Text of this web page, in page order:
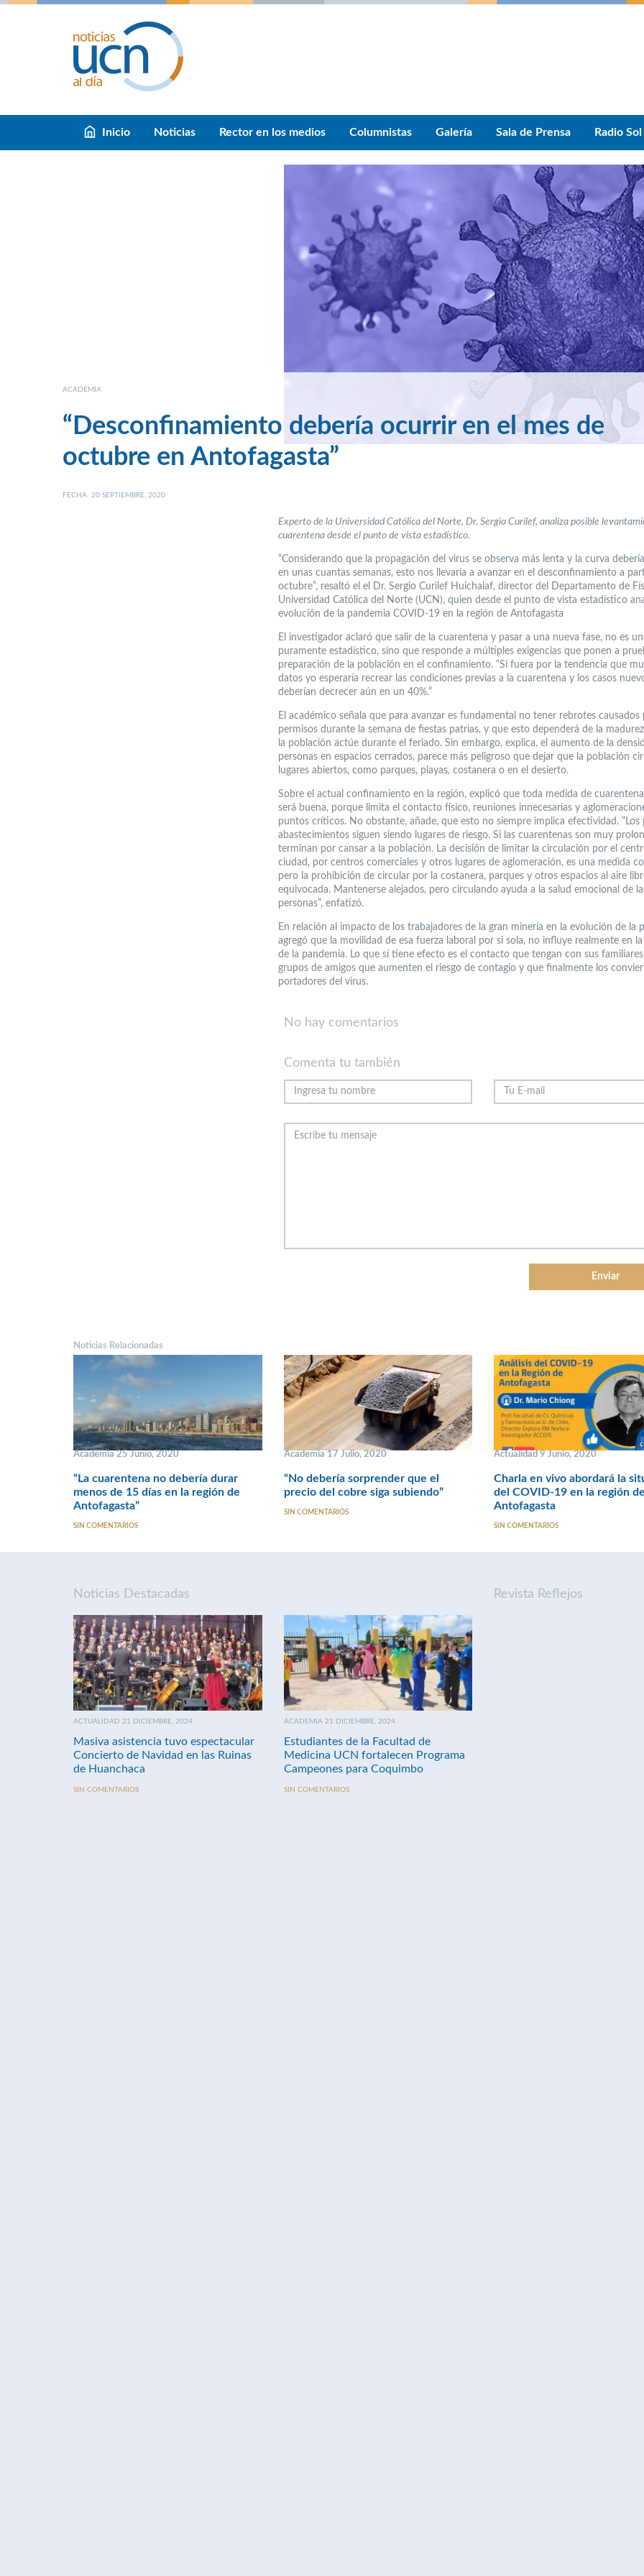
Inicio Noticias Rector en los medios Columnistas Galería Sala de Prensa Radio Sol
ACADEMIA
“Desconfinamiento debería ocurrir en el mes de
octubre en Antofagasta”
FECHA: 20 SEPTIEMBRE, 2020
Experto de la Universidad Católica del Norte, Dr. Sergio Curilef, analiza posible
cuarentena desde el punto de vista estadístico.
“Considerando que la propagación del virus se observa más lenta y la curva
en unas cuantas semanas, esto nos llevaría a avanzar en el desconfinamiento a
octubre”, resaltó el el Dr. Sergio Curilef Huichalaf, director del Departamento de
Universidad Católica del Norte (UCN), quien desde el punto de vista estadístico
evolución de la pandemia COVID-19 en la región de Antofagasta
El investigador aclaró que salir de la cuarentena y pasar a una nueva fase, no es
puramente estadístico, sino que responde a múltiples exigencias que ponen a
preparación de la población en el confinamiento. “Si fuera por la tendencia que
datos yo esperaría recrear las condiciones previas a la cuarentena y los casos
deberían decrecer aún en un 40%.”
El académico señala que para avanzar es fundamental no tener rebrotes causados
permisos durante la semana de fiestas patrias, y que esto dependerá de la
la población actúe durante el feriado. Sin embargo, explica, el aumento de la
personas en espacios cerrados, parece más peligroso que dejar que la población
lugares abiertos, como parques, playas, costanera o en el desierto.
Sobre el actual confinamiento en la región, explicó que toda medida de
será buena, porque limita el contacto físico, reuniones innecesarias y
puntos críticos. No obstante, añade, que esto no siempre implica efectividad. “Los
abastecimientos siguen siendo lugares de riesgo. Si las cuarentenas son muy
terminan por cansar a la población. La decisión de limitar la circulación por el
ciudad, por centros comerciales y otros lugares de aglomeración, es una medida
pero la prohibición de circular por la costanera, parques y otros espacios al aire
equivocada. Mantenerse alejados, pero circulando ayuda a la salud emocional de
personas”, enfatizó.
En relación al impacto de los trabajadores de la gran minería en la evolución de la
agregó que la movilidad de esa fuerza laboral por si sola, no influye realmente en
de la pandemia. Lo que sí tiene efecto es el contacto que tengan con sus
grupos de amigos que aumenten el riesgo de contagio y que finalmente los
portadores del virus.
No hay comentarios
Comenta tu también
Noticias Relacionadas
Academia 25 Junio, 2020
“La cuarentena no debería durar
menos de 15 días en la región de
Antofagasta”
SIN COMENTARIOS
Academia 17 Julio, 2020
“No debería sorprender que el
precio del cobre siga subiendo”
SIN COMENTARIOS
Actualidad 9 Junio, 2020
Charla en vivo abordará la
del COVID-19 en la región de
Antofagasta
SIN COMENTARIOS
Noticias Destacadas
ACTUALIDAD 21 DICIEMBRE, 2024
Masiva asistencia tuvo espectacular
Concierto de Navidad en las Ruinas
de Huanchaca
SIN COMENTARIOS
ACADEMIA 21 DICIEMBRE, 2024
Estudiantes de la Facultad de
Medicina UCN fortalecen Programa
Campeones para Coquimbo
SIN COMENTARIOS
Revista Reflejos